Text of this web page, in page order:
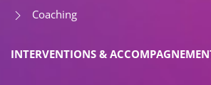
Coaching
INTERVENTIONS &